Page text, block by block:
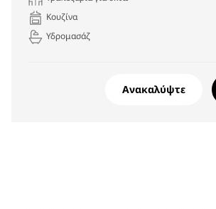
Κουζίνα
Υδρομασάζ
Ανακαλύψτε